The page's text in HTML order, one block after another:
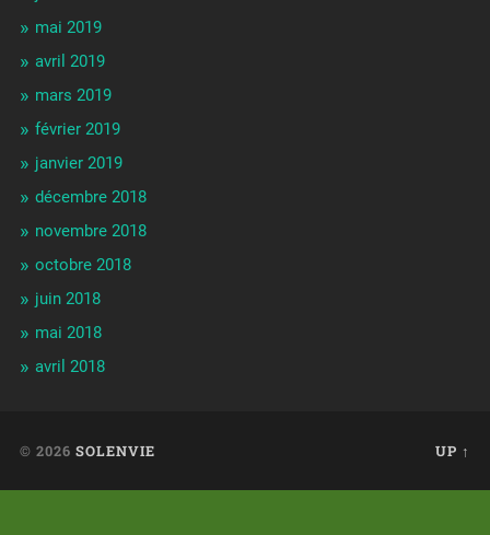
mai 2019
avril 2019
mars 2019
février 2019
janvier 2019
décembre 2018
novembre 2018
octobre 2018
juin 2018
mai 2018
avril 2018
© 2026 SOLENVIE UP ↑